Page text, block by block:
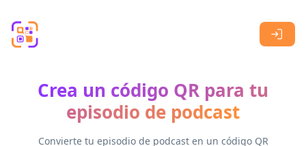
Crea un código QR para tu
episodio de podcast
Convierte tu episodio de podcast en un código QR